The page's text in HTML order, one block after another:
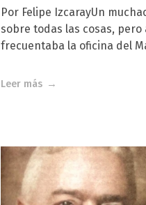
Por Felipe IzcarayUn
sobre todas las cosas,
frecuentaba la oficina del
Leer más